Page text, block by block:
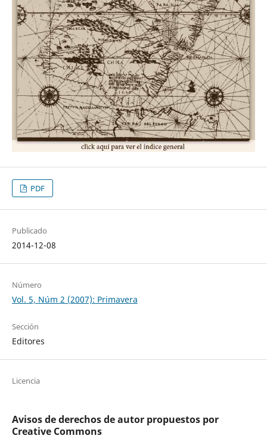
PDF
Publicado
2014-12-08
Número
Vol. 5, Núm 2 (2007): Primavera
Sección
Editores
Licencia
Avisos de derechos de autor propuestos por
Creative Commons